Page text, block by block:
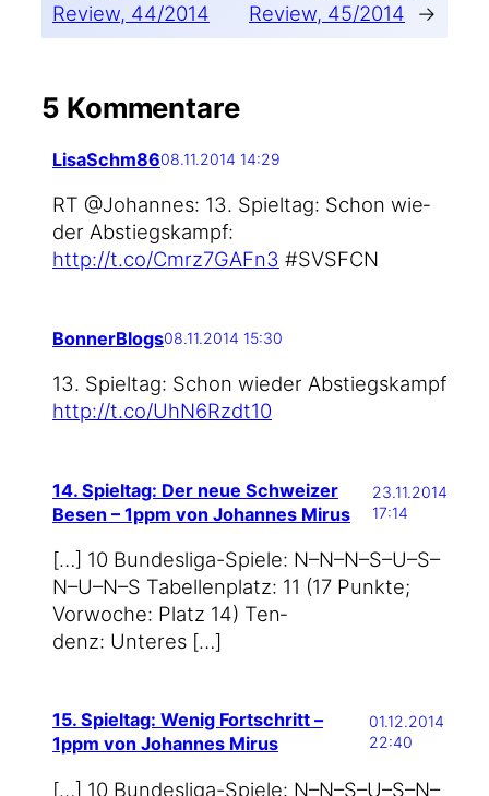
Review, 44/2014
Review, 45/2014
→
5 Kommentare
LisaSchm8608.11.2014 14:29
RT @Johannes: 13. Spiel­tag: Schon wie­
der Abstiegs­kampf:
http://t.co/Cmrz7GAFn3 #SVSFCN
BonnerBlogs08.11.2014 15:30
13. Spiel­tag: Schon wie­der Abstiegs­kampf
http://t.co/UhN6Rzdt10
14. Spieltag: Der neue Schweizer
Besen – 1ppm von Johannes Mirus
23.11.2014
17:14
[…] 10 Bundesliga-Spiele: N–N–N–S–U–S–
N–U–N–S Tabel­len­platz: 11 (17 Punk­te;
Vor­wo­che: Platz 14) Ten­
denz: Unteres […]
15. Spieltag: Wenig Fortschritt –
1ppm von Johannes Mirus
01.12.2014
22:40
[…] 10 Bundesliga-Spiele: N–N–S–U–S–N–